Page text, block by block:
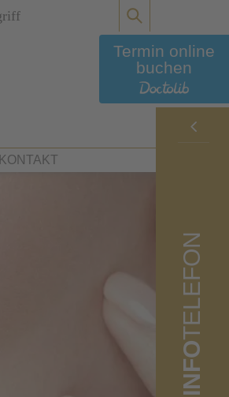
KONTAKT
INFO
TELEFON
Termin online
buchen